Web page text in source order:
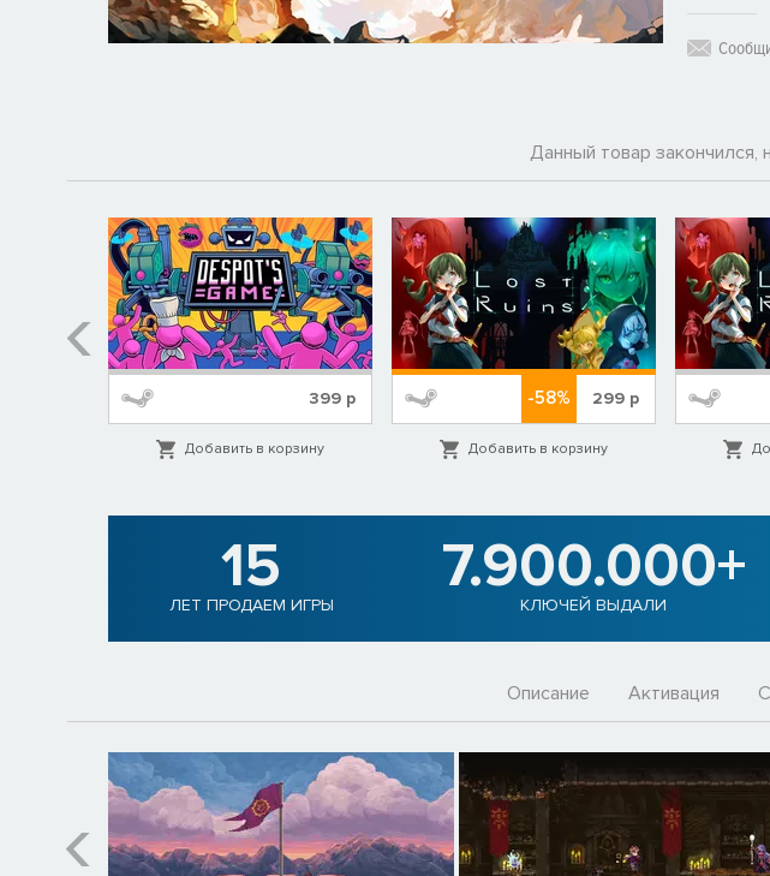
Данный товар
399 р
Добавить в корзину
-58% 299 р
Добавить в корзину
15
ЛЕТ ПРОДАЕМ ИГРЫ
7.900.000+
КЛЮЧЕЙ ВЫДАЛИ
Описание Активация